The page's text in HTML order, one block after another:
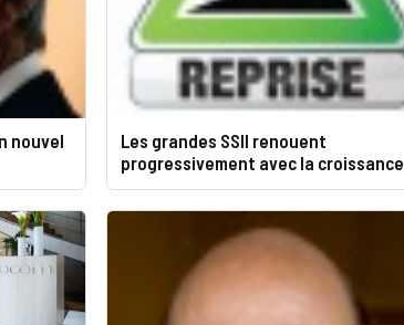
nouvel
Les grandes SSII renouent
progressivement avec la croissance